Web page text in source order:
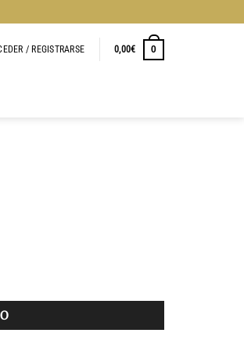
/ REGISTRARSE 0,00€ 0